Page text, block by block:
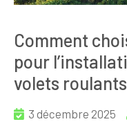
Comment
pour
volets
3 décembre 2025